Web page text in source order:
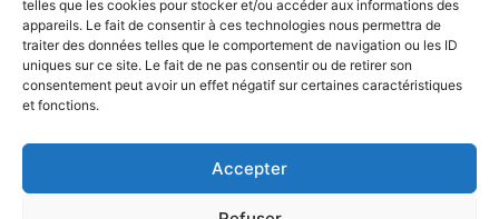
telles que les cookies pour stocker et/ou accéder aux informations des
appareils. Le fait de consentir à ces technologies nous permettra de
traiter des données telles que le comportement de navigation ou les ID
uniques sur ce site. Le fait de ne pas consentir ou de retirer son
consentement peut avoir un effet négatif sur certaines caractéristiques
et fonctions.
Accepter
Horaires d’ouverture au public :
Du 1er septembre au 30 juin 2026 (hors juillet et août)
du lundi au vendredi de 9h50 à 12h30 et de
Du 1er juillet au 31 août 2026